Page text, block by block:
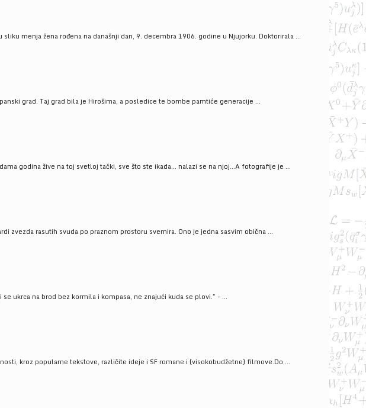
menja žena rođena na današnji dan, 9. decembra 1906. godine u Njujorku. Doktorirala ...
grad. Taj grad bila je Hirošima, a posledice te bombe pamtiće generacije ...
godina žive na toj svetloj tački, sve što ste ikada… nalazi se na njoj…A fotografije je ...
zvezda rasutih svuda po praznom prostoru svemira. Ono je jedna sasvim obična ...
ukrca na brod bez kormila i kompasa, ne znajući kuda se plovi.” - ...
kroz popularne tekstove, različite ideje i SF romane i (visokobudžetne) filmove.Do ...